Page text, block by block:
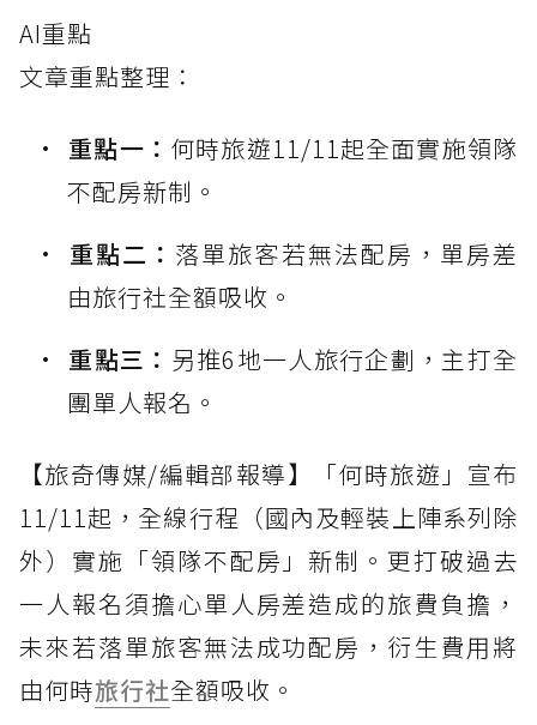
AI重點
文章重點整理：
重點一： 何時旅遊11/11起全面實施領隊
不配房新制。
重點二： 落單旅客若無法配房，單房差
由旅行社全額吸收。
重點三： 另推6地一人旅行企劃，主打全
團單人報名。
【旅奇傳媒/編輯部報導】「何時旅遊」宣布
11/11起，全線行程（國內及輕裝上陣系列除
外）實施「領隊不配房」新制。更打破過去
一人報名須擔心單人房差造成的旅費負擔，
未來若落單旅客無法成功配房，衍生費用將
由何時旅行社全額吸收。